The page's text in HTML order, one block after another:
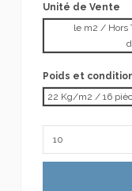
Unité de Vente
le m2 / Hors
Poids et
22 Kg/m2 / 16